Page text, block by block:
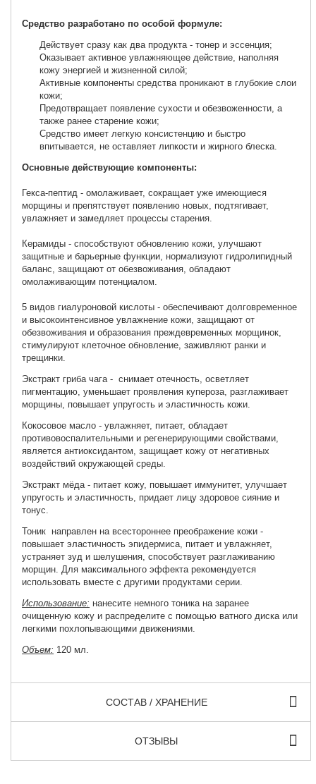
Средство разработано по особой формуле:
Действует сразу как два продукта - тонер и эссенция;
Оказывает активное увлажняющее действие, наполняя
кожу энергией и жизненной силой;
Активные компоненты средства проникают в глубокие слои
кожи;
Предотвращает появление сухости и обезвоженности, а
также ранее старение кожи;
Средство имеет легкую консистенцию и быстро
впитывается, не оставляет липкости и жирного блеска.
Основные действующие компоненты:
Гекса-пептид - омолаживает, сокращает уже имеющиеся
морщины и препятствует появлению новых, подтягивает,
увлажняет и замедляет процессы старения.
Керамиды - способствуют обновлению кожи, улучшают
защитные и барьерные функции, нормализуют гидролипидный
баланс, защищают от обезвоживания, обладают
омолаживающим потенциалом.
5 видов гиалуроновой кислоты - обеспечивают долговременное
и высокоинтенсивное увлажнение кожи, защищают от
обезвоживания и образования преждевременных морщинок,
стимулируют клеточное обновление, заживляют ранки и
трещинки.
Экстракт гриба чага - снимает отечность, осветляет
пигментацию, уменьшает проявления купероза, разглаживает
морщины, повышает упругость и эластичность кожи.
Кокосовое масло - увлажняет, питает, обладает
противовоспалительными и регенерирующими свойствами,
является антиоксидантом, защищает кожу от негативных
воздействий окружающей среды.
Экстракт мёда - питает кожу, повышает иммунитет, улучшает
упругость и эластичность, придает лицу здоровое сияние и
тонус.
Тоник направлен на всестороннее преображение кожи -
повышает эластичность эпидермиса, питает и увлажняет,
устраняет зуд и шелушения, способствует разглаживанию
морщин. Для максимального эффекта рекомендуется
использовать вместе с другими продуктами серии.
Использование: нанесите немного тоника на заранее
очищенную кожу и распределите с помощью ватного диска или
легкими похлопывающими движениями.
Объем: 120 мл.
СОСТАВ / ХРАНЕНИЕ
ОТЗЫВЫ